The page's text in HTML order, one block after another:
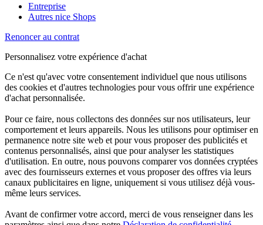
Entreprise
Autres nice Shops
Renoncer au contrat
Personnalisez votre expérience d'achat
Ce n'est qu'avec votre consentement individuel que nous utilisons
des cookies et d'autres technologies pour vous offrir une expérience
d'achat personnalisée.
Pour ce faire, nous collectons des données sur nos utilisateurs, leur
comportement et leurs appareils. Nous les utilisons pour optimiser en
permanence notre site web et pour vous proposer des publicités et
contenus personnalisés, ainsi que pour analyser les statistiques
d'utilisation. En outre, nous pouvons comparer vos données cryptées
avec des fournisseurs externes et vous proposer des offres via leurs
canaux publicitaires en ligne, uniquement si vous utilisez déjà vous-
même leurs services.
Avant de confirmer votre accord, merci de vous renseigner dans les